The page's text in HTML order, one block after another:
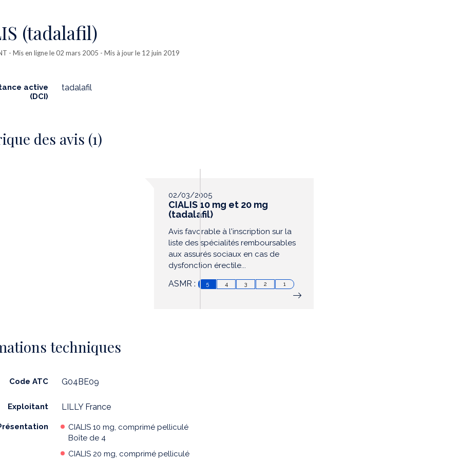
(tadalafil)
- Mis en ligne le 02 mars 2005 - Mis à jour le 12 juin 2019
active
(DCI)
tadalafil
des avis (1)
02/03/2005
CIALIS 10 mg et 20 mg
(tadalafil)
Avis favorable à l'inscription sur la
liste des spécialités remboursables
aux assurés sociaux en cas de
dysfonction érectile...
ASMR : 5 4 3 2 1
techniques
Code ATC G04BE09
Exploitant LILLY France
CIALIS 10 mg, comprimé pelliculé
Boîte de 4
CIALIS 20 mg, comprimé pelliculé